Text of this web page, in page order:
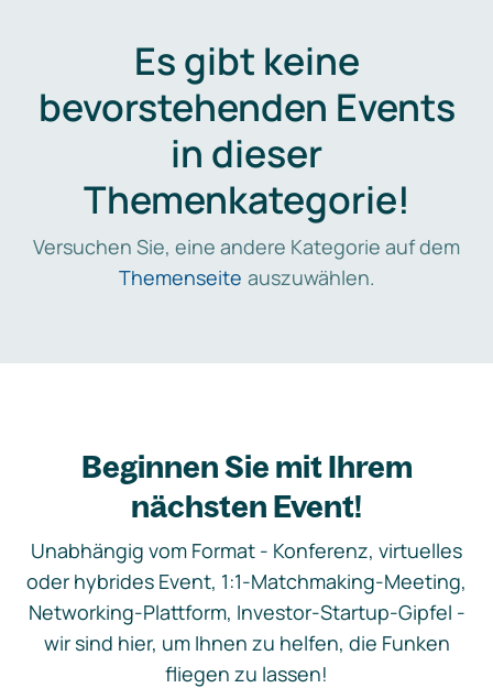
Es gibt keine
bevorstehenden Events
in dieser
Themenkategorie!
Versuchen Sie, eine andere Kategorie auf dem
Themenseite auszuwählen.
Beginnen Sie mit Ihrem
nächsten Event!
Unabhängig vom Format - Konferenz, virtuelles
oder hybrides Event, 1:1-Matchmaking-Meeting,
Networking-Plattform, Investor-Startup-Gipfel -
wir sind hier, um Ihnen zu helfen, die Funken
fliegen zu lassen!